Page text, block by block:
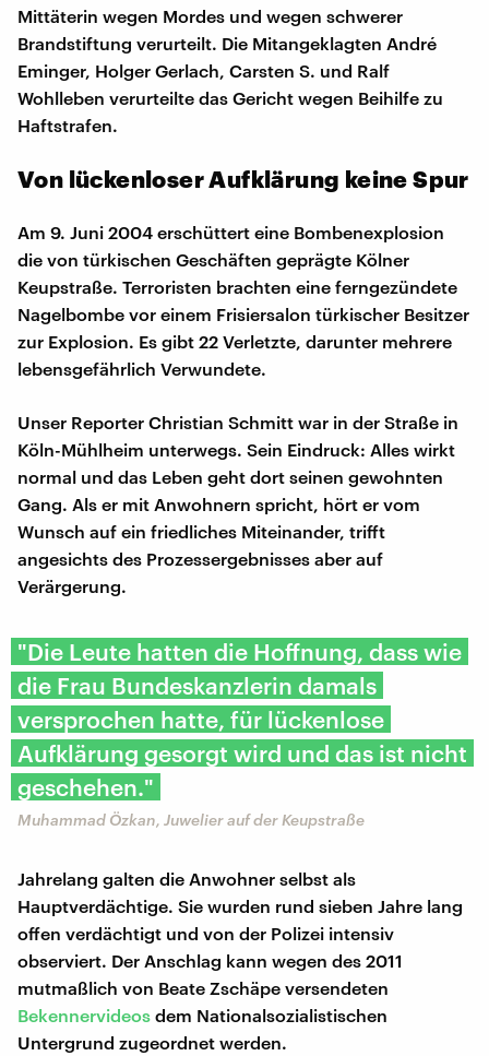
Mittäterin wegen Mordes und wegen schwerer
Brandstiftung verurteilt. Die Mitangeklagten André
Eminger, Holger Gerlach, Carsten S. und Ralf
Wohlleben verurteilte das Gericht wegen Beihilfe zu
Haftstrafen.
Von lückenloser Aufklärung keine Spur
Am 9. Juni 2004 erschüttert eine Bombenexplosion
die von türkischen Geschäften geprägte Kölner
Keupstraße. Terroristen brachten eine ferngezündete
Nagelbombe vor einem Frisiersalon türkischer Besitzer
zur Explosion. Es gibt 22 Verletzte, darunter mehrere
lebensgefährlich Verwundete.
Unser Reporter Christian Schmitt war in der Straße in
Köln-Mühlheim unterwegs. Sein Eindruck: Alles wirkt
normal und das Leben geht dort seinen gewohnten
Gang. Als er mit Anwohnern spricht, hört er vom
Wunsch auf ein friedliches Miteinander, trifft
angesichts des Prozessergebnisses aber auf
Verärgerung.
"Die Leute hatten die Hoffnung, dass wie
die Frau Bundeskanzlerin damals
versprochen hatte, für lückenlose
Aufklärung gesorgt wird und das ist nicht
geschehen."
Muhammad Özkan, Juwelier auf der Keupstraße
Jahrelang galten die Anwohner selbst als
Hauptverdächtige. Sie wurden rund sieben Jahre lang
offen verdächtigt und von der Polizei intensiv
observiert. Der Anschlag kann wegen des 2011
mutmaßlich von Beate Zschäpe versendeten
Bekennervideos dem Nationalsozialistischen
Untergrund zugeordnet werden.